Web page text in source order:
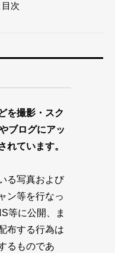
次
を撮影・スク
ブログにアッ
れています。
る写真および
ン等を行なっ
等に公開、ま
布する行為は
るものであ